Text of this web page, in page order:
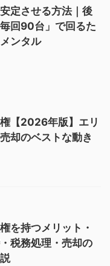
定させる方法｜後
回90台」で回るた
ンタル
【2026年版】エリ
却のベストな動き
を持つメリット・
税務処理・売却の